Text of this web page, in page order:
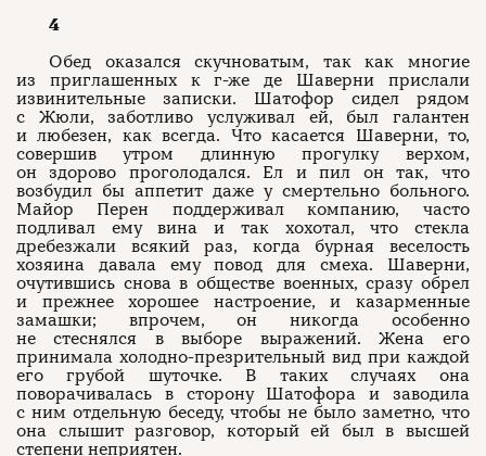
4
Обед оказался скучноватым, так как многие
из приглашенных к г-же де Шаверни прислали
извинительные записки. Шатофор сидел рядом
с Жюли, заботливо услуживал ей, был галантен
и любезен, как всегда. Что касается Шаверни, то,
совершив утром длинную прогулку верхом,
он здорово проголодался. Ел и пил он так, что
возбудил бы аппетит даже у смертельно больного.
Майор Перен поддерживал компанию, часто
подливал ему вина и так хохотал, что стекла
дребезжали всякий раз, когда бурная веселость
хозяина давала ему повод для смеха. Шаверни,
очутившись снова в обществе военных, сразу обрел
и прежнее хорошее настроение, и казарменные
замашки; впрочем, он никогда особенно
не стеснялся в выборе выражений. Жена его
принимала холодно-презрительный вид при каждой
его грубой шуточке. В таких случаях она
поворачивалась в сторону Шатофора и заводила
с ним отдельную беседу, чтобы не было заметно, что
она слышит разговор, который ей был в высшей
степени неприятен.